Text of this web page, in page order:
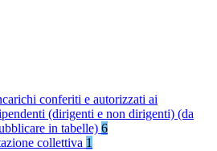
conferiti e autorizzati ai
(dirigenti e non dirigenti) (da
in tabelle) 6
collettiva 1